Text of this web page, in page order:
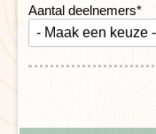
Aantal deelnemers*